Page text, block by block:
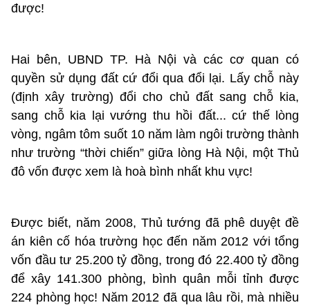
được!
Hai bên, UBND TP. Hà Nội và các cơ quan có
quyền sử dụng đất cứ đổi qua đổi lại. Lấy chỗ này
(định xây trường) đổi cho chủ đất sang chỗ kia,
sang chỗ kia lại vướng thu hồi đất... cứ thế lòng
vòng, ngâm tôm suốt 10 năm làm ngôi trường thành
như trường “thời chiến” giữa lòng Hà Nội, một Thủ
đô vốn được xem là hoà bình nhất khu vực!
Được biết, năm 2008, Thủ tướng đã phê duyệt đề
án kiên cố hóa trường học đến năm 2012 với tổng
vốn đầu tư 25.200 tỷ đồng, trong đó 22.400 tỷ đồng
để xây 141.300 phòng, bình quân mỗi tỉnh được
224 phòng học! Năm 2012 đã qua lâu rồi, mà nhiều